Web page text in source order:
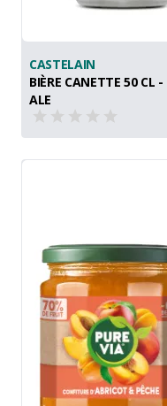
CASTELAIN
BIÈRE CANETTE 50 CL
ALE